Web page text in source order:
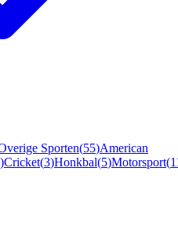
Sporten(55)American
)Cricket(3)Honkbal(5)Motorsport(